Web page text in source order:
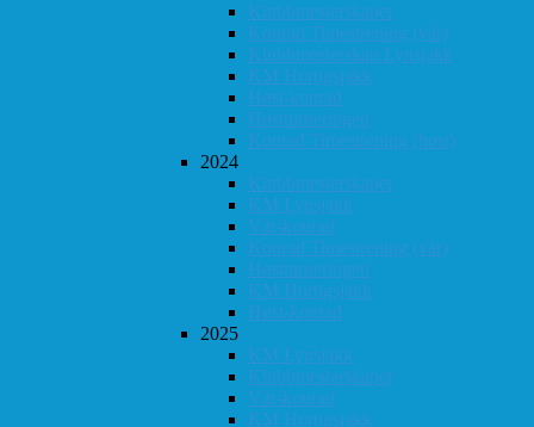
Klubbmesterskapet
Konrad Timestrening (vår)
Klubbmesterskap Lynsjakk
KM Hurtigsjakk
Høst-konrad
Høstturneringen
Konrad Timestrening (høst)
2024
Klubbmesterskapet
KM Lynsjakk
Vår-konrad
Konrad Timestrening (vår)
Høstturneringen
KM Hurtigsjakk
Høst-konrad
2025
KM Lynsjakk
Klubbmesterskapet
Vår-konrad
KM Hurtigsjakk